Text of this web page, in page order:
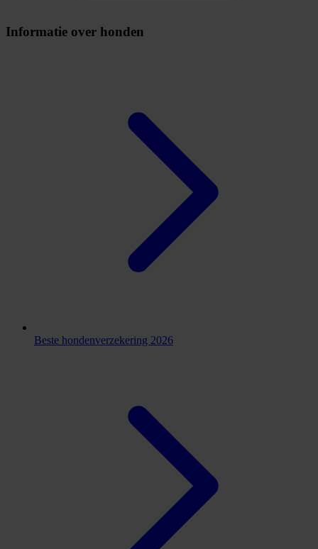
Informatie over honden
Beste hondenverzekering 2026